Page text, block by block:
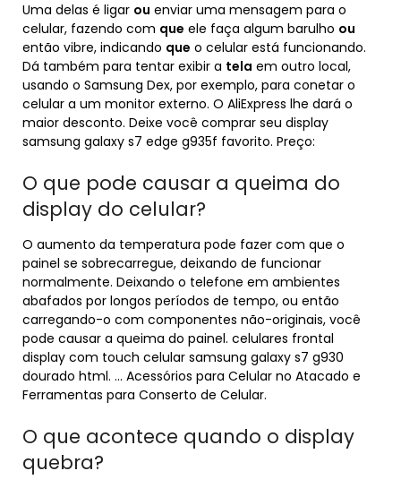
Uma delas é ligar ou enviar uma mensagem para o
celular, fazendo com que ele faça algum barulho ou
então vibre, indicando que o celular está funcionando.
Dá também para tentar exibir a tela em outro local,
usando o Samsung Dex, por exemplo, para conetar o
celular a um monitor externo. O AliExpress lhe dará o
maior desconto. Deixe você comprar seu display
samsung galaxy s7 edge g935f favorito. Preço:
O que pode causar a queima do
display do celular?
O aumento da temperatura pode fazer com que o
painel se sobrecarregue, deixando de funcionar
normalmente. Deixando o telefone em ambientes
abafados por longos períodos de tempo, ou então
carregando-o com componentes não-originais, você
pode causar a queima do painel. celulares frontal
display com touch celular samsung galaxy s7 g930
dourado html. … Acessórios para Celular no Atacado e
Ferramentas para Conserto de Celular.
O que acontece quando o display
quebra?